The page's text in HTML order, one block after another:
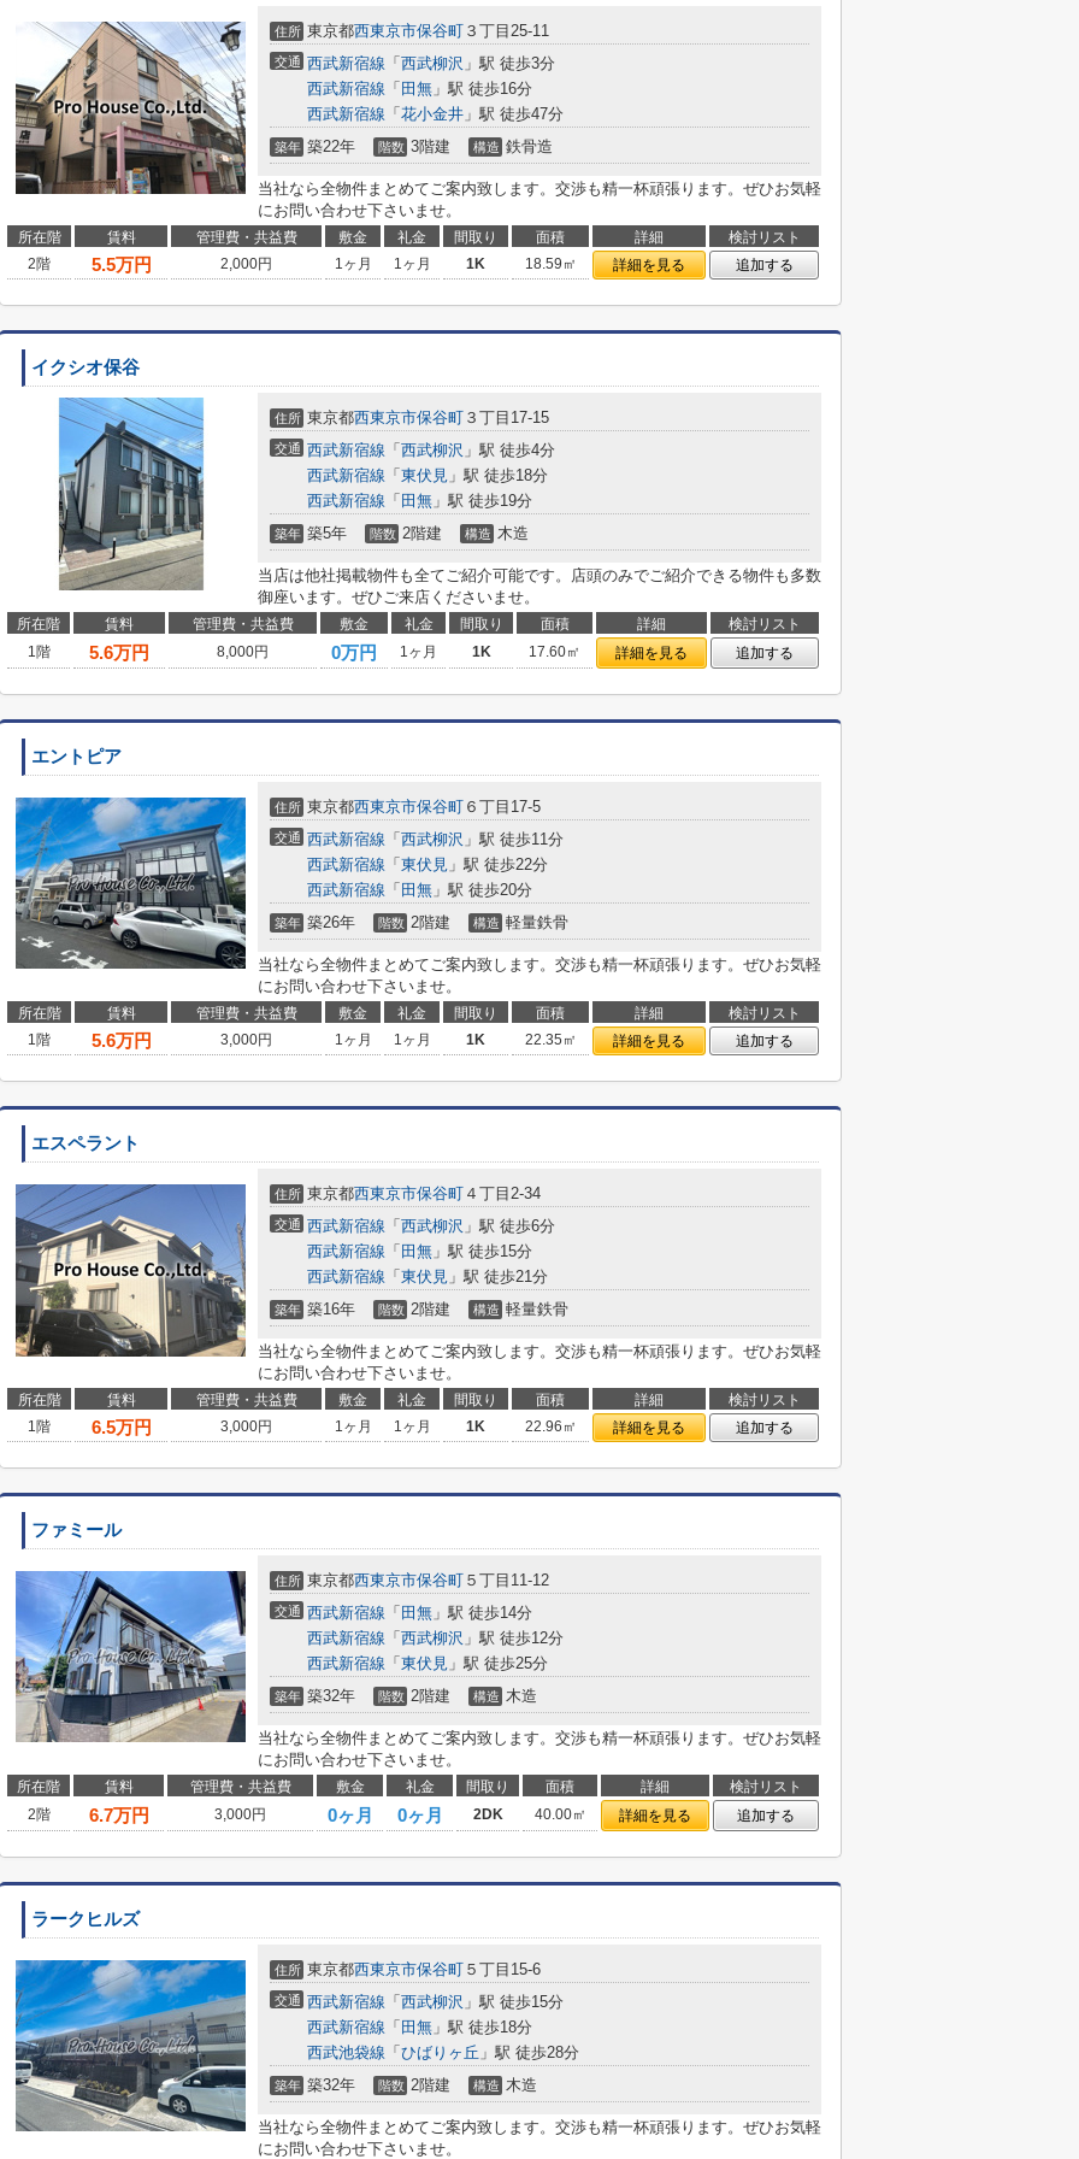
住所 東京都西東京市保谷町 ３丁目25-11
交通 西武新宿線 「 西武柳沢 」駅 徒歩3分
西武新宿線 「 田無 」駅 徒歩16分
西武新宿線 「 花小金井 」駅 徒歩47分
築年 築22年 階数 3階建 構造 鉄骨造
当社なら全物件まとめてご案内致します。交渉も精一杯頑張ります。ぜひお気軽
にお問い合わせ下さいませ。
所在階 賃料 管理費・共益費 敷金 礼金 間取り 面積 詳細
検討リスト
2階
5.5万円 2,000円 1ヶ月 1ヶ月 1K 18.59㎡ 詳細を見る 追加する
イクシオ保谷
住所 東京都西東京市保谷町 ３丁目17-15
交通 西武新宿線 「 西武柳沢 」駅 徒歩4分
西武新宿線 「 東伏見 」駅 徒歩18分
西武新宿線 「 田無 」駅 徒歩19分
築年 築5年 階数 2階建 構造 木造
当店は他社掲載物件も全てご紹介可能です。店頭のみでご紹介できる物件も多数
御座います。ぜひご来店くださいませ。
所在階 賃料 管理費・共益費 敷金 礼金 間取り 面積 詳細
検討リスト
1階
5.6万円 8,000円 0万円 1ヶ月 1K 17.60㎡ 詳細を見る 追加する
エントピア
住所 東京都西東京市保谷町 ６丁目17-5
交通 西武新宿線 「 西武柳沢 」駅 徒歩11分
西武新宿線 「 東伏見 」駅 徒歩22分
西武新宿線 「 田無 」駅 徒歩20分
築年 築26年 階数 2階建 構造 軽量鉄骨
当社なら全物件まとめてご案内致します。交渉も精一杯頑張ります。ぜひお気軽
にお問い合わせ下さいませ。
所在階 賃料 管理費・共益費 敷金 礼金 間取り 面積 詳細
検討リスト
1階
5.6万円 3,000円 1ヶ月 1ヶ月 1K 22.35㎡ 詳細を見る 追加する
エスペラント
住所 東京都西東京市保谷町 ４丁目2-34
交通 西武新宿線 「 西武柳沢 」駅 徒歩6分
西武新宿線 「 田無 」駅 徒歩15分
西武新宿線 「 東伏見 」駅 徒歩21分
築年 築16年 階数 2階建 構造 軽量鉄骨
当社なら全物件まとめてご案内致します。交渉も精一杯頑張ります。ぜひお気軽
にお問い合わせ下さいませ。
所在階 賃料 管理費・共益費 敷金 礼金 間取り 面積 詳細
検討リスト
1階
6.5万円 3,000円 1ヶ月 1ヶ月 1K 22.96㎡ 詳細を見る 追加する
ファミール
住所 東京都西東京市保谷町 ５丁目11-12
交通 西武新宿線 「 田無 」駅 徒歩14分
西武新宿線 「 西武柳沢 」駅 徒歩12分
西武新宿線 「 東伏見 」駅 徒歩25分
築年 築32年 階数 2階建 構造 木造
当社なら全物件まとめてご案内致します。交渉も精一杯頑張ります。ぜひお気軽
にお問い合わせ下さいませ。
所在階 賃料 管理費・共益費 敷金 礼金 間取り 面積 詳細
検討リスト
2階
6.7万円 3,000円 0ヶ月 0ヶ月 2DK 40.00㎡ 詳細を見る 追加する
ラークヒルズ
住所 東京都西東京市保谷町 ５丁目15-6
交通 西武新宿線 「 西武柳沢 」駅 徒歩15分
西武新宿線 「 田無 」駅 徒歩18分
西武池袋線 「 ひばりヶ丘 」駅 徒歩28分
築年 築32年 階数 2階建 構造 木造
当社なら全物件まとめてご案内致します。交渉も精一杯頑張ります。ぜひお気軽
にお問い合わせ下さいませ。